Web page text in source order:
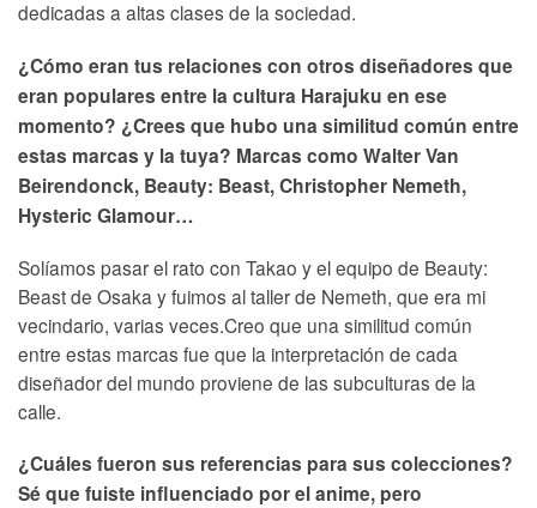
dedicadas a altas clases de la sociedad.
¿Cómo eran tus relaciones con otros diseñadores que
eran populares entre la cultura Harajuku en ese
momento? ¿Crees que hubo una similitud común entre
estas marcas y la tuya? Marcas como Walter Van
Beirendonck, Beauty: Beast, Christopher Nemeth,
Hysteric Glamour…
Solíamos pasar el rato con Takao y el equipo de Beauty:
Beast de Osaka y fuimos al taller de Nemeth, que era mi
vecindario, varias veces.Creo que una similitud común
entre estas marcas fue que la interpretación de cada
diseñador del mundo proviene de las subculturas de la
calle.
¿Cuáles fueron sus referencias para sus colecciones?
Sé que fuiste influenciado por el anime, pero